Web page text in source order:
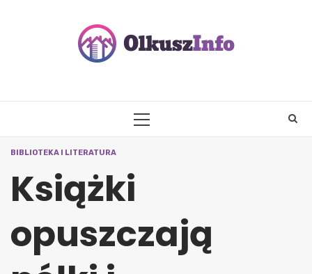
PRIMARY
BIBLIOTEKA I LITERATURA
Książki
opuszczają